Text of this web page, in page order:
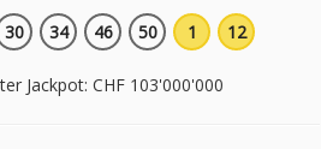
30 34 46 50 1 12
Jackpot: CHF 103'000'000